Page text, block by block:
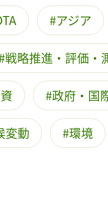
アジア
戦略推進・評価・
政府・国
変動 環境